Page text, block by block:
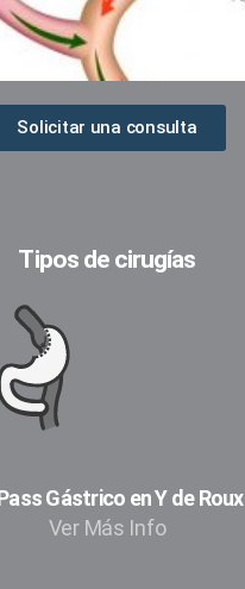
Solicitar una consulta
Tipos de cirugías
Gástrico en Y de Roux
Ver Más Info